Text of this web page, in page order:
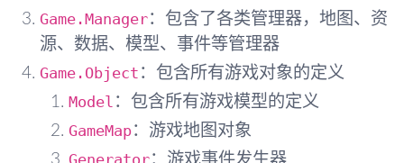
Game.Manager：包含了各类管理器，地图、资
源、数据、模型、事件等管理器
Game.Object ：包含所有游戏对象的定义
Model ：包含所有游戏模型的定义
GameMap：游戏地图对象
Generator